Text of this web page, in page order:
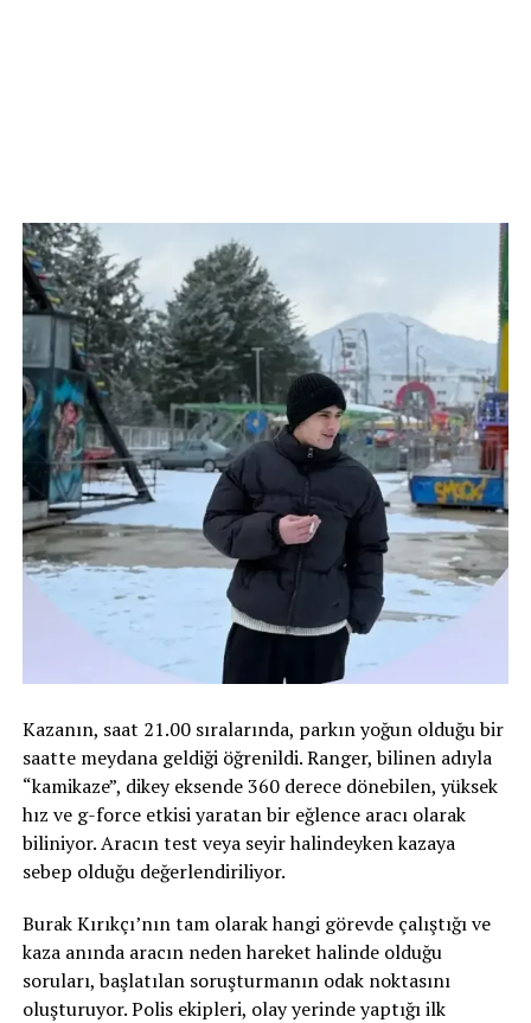
Kazanın, saat 21.00 sıralarında, parkın yoğun olduğu bir
saatte meydana geldiği öğrenildi. Ranger, bilinen adıyla
“kamikaze”, dikey eksende 360 derece dönebilen, yüksek
hız ve g-force etkisi yaratan bir eğlence aracı olarak
biliniyor. Aracın test veya seyir halindeyken kazaya
sebep olduğu değerlendiriliyor.
Burak Kırıkçı’nın tam olarak hangi görevde çalıştığı ve
kaza anında aracın neden hareket halinde olduğu
soruları, başlatılan soruşturmanın odak noktasını
oluşturuyor. Polis ekipleri, olay yerinde yaptığı ilk